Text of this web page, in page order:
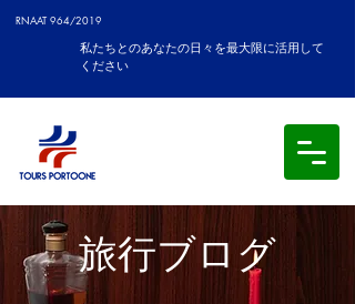
RNAAT 964/2019
私たちとのあなたの日々を最大限に活用して
ください
旅行ブログ